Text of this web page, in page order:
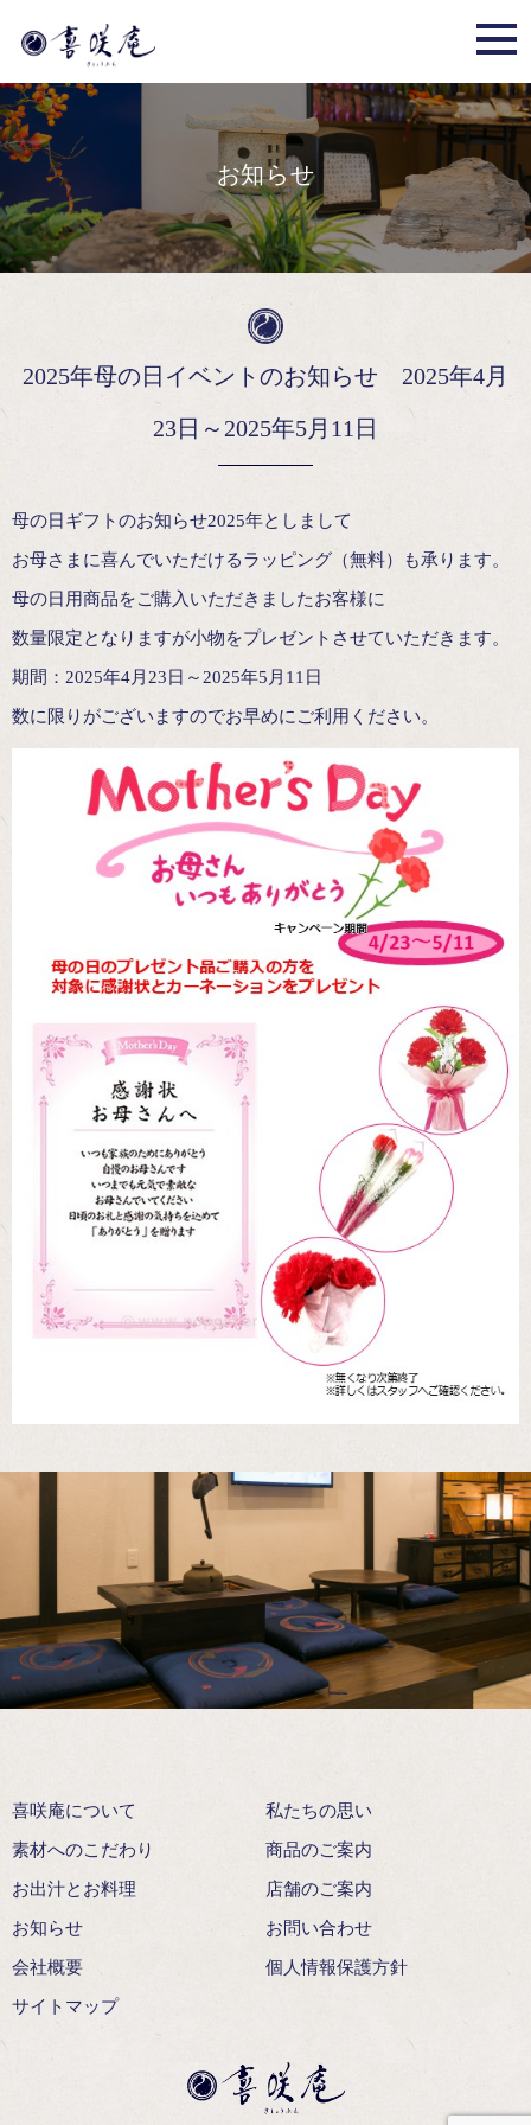
お知らせ
2025年母の日イベントのお知らせ 2025年4月
23日～2025年5月11日
母の日ギフトのお知らせ2025年としまして
お母さまに喜んでいただけるラッピング（無料）も承ります。
母の日用商品をご購入いただきましたお客様に
数量限定となりますが小物をプレゼントさせていただきます。
期間：2025年4月23日～2025年5月11日
数に限りがございますのでお早めにご利用ください。
喜咲庵について 私たちの思い
素材へのこだわり 商品のご案内
お出汁とお料理 店舗のご案内
お知らせ お問い合わせ
会社概要 個人情報保護方針
サイトマップ